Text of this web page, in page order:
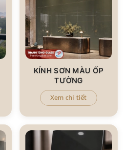
KÍNH SƠN MÀU ỐP
TƯỜNG
Xem chi tiết